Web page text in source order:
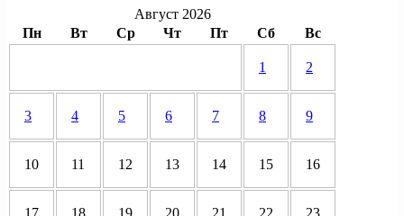
Август 2026
Пн
Вт Ср Чт Пт Сб Вс
1 2
3 4 5 6 7 8 9
10 11 12 13 14 15 16
17 18 19 20 21 22 23